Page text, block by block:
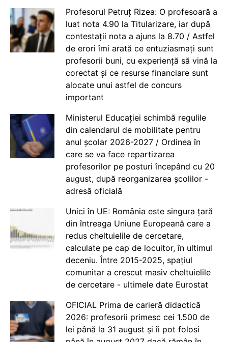
Profesorul Petruț Rizea: O profesoară a
luat nota 4.90 la Titularizare, iar după
contestații nota a ajuns la 8.70 / Astfel
de erori îmi arată ce entuziasmați sunt
profesorii buni, cu experiență să vină la
corectat și ce resurse financiare sunt
alocate unui astfel de concurs
important
Ministerul Educației schimbă regulile
din calendarul de mobilitate pentru
anul școlar 2026-2027 / Ordinea în
care se va face repartizarea
profesorilor pe posturi începând cu 20
august, după reorganizarea școlilor -
adresă oficială
Unici în UE: România este singura țară
din întreaga Uniune Europeană care a
redus cheltuielile de cercetare,
calculate pe cap de locuitor, în ultimul
deceniu. Între 2015-2025, spațiul
comunitar a crescut masiv cheltuielile
de cercetare - ultimele date Eurostat
OFICIAL Prima de carieră didactică
2026: profesorii primesc cei 1.500 de
lei până la 31 august și îi pot folosi